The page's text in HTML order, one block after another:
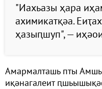
"Иахьазы ҳара
ахимикатқәа.
ҳазыԥшуп", —
Амармалташь пты
иқәнагалеит